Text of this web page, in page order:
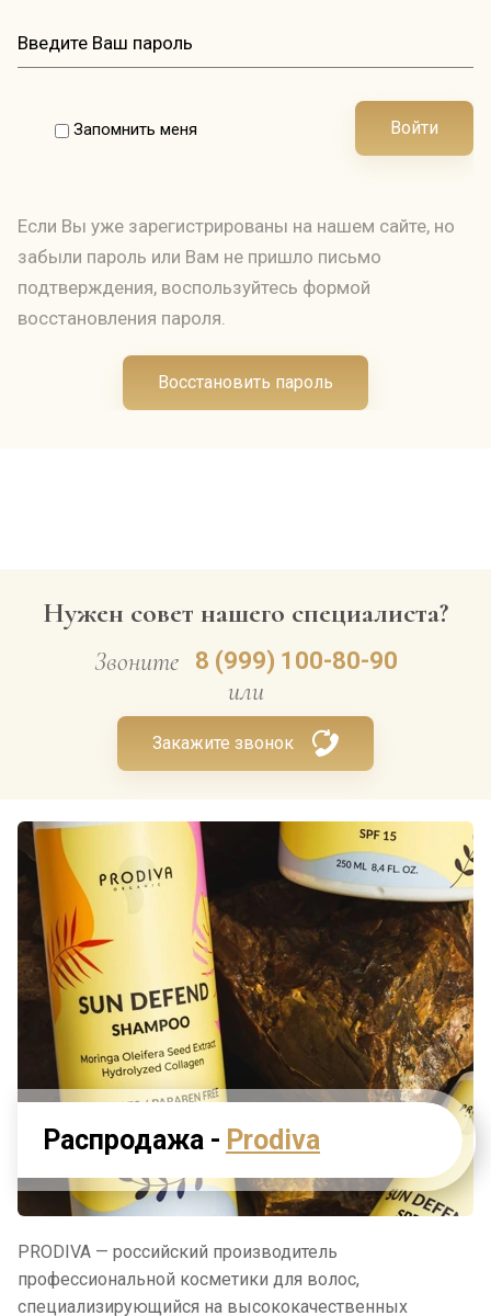
Запомнить меня Войти
Если Вы уже зарегистрированы на нашем сайте, но
забыли пароль или Вам не пришло письмо
подтверждения, воспользуйтесь формой
восстановления пароля.
Восстановить пароль
Нужен совет нашего специалиста?
Звоните 8 (999) 100-80-90
или
Закажите звонок
Распродажа - Prodiva
PRODIVA — российский производитель
профессиональной косметики для волос,
специализирующийся на высококачественных